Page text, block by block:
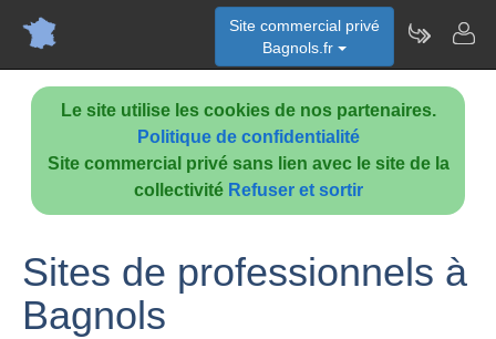
Le site utilise les cookies de nos partenaires.
Politique de confidentialité
Site commercial privé sans lien avec le site de la
collectivité Refuser et sortir
Site commercial privé
Bagnols.fr
Sites de professionnels à
Bagnols